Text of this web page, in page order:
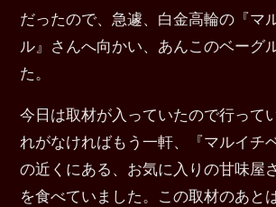
だったので、急遽、白金高輪の『マ
ル』さんへ向かい、あんこのベーグ
た。
今日は取材が入っていたので行って
れがなければもう一軒、『マルイチ
の近くにある、お気に入りの甘味屋
を食べていました。この取材のあと